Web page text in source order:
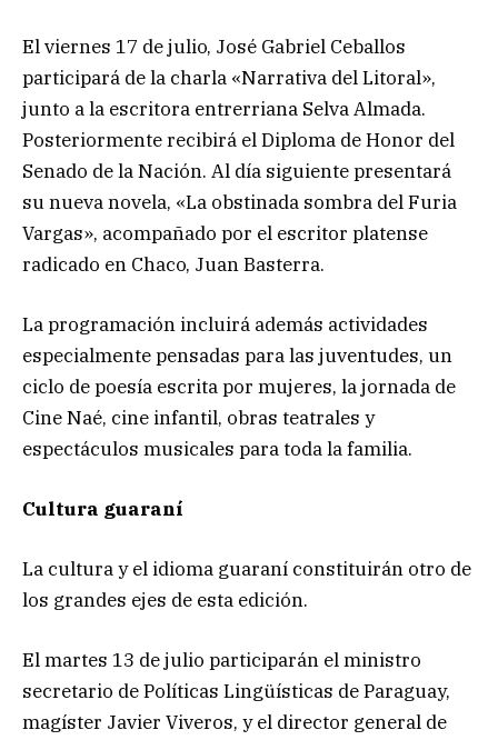
El viernes 17 de julio, José Gabriel Ceballos
participará de la charla «Narrativa del Litoral»,
junto a la escritora entrerriana Selva Almada.
Posteriormente recibirá el Diploma de Honor del
Senado de la Nación. Al día siguiente presentará
su nueva novela, «La obstinada sombra del Furia
Vargas», acompañado por el escritor platense
radicado en Chaco, Juan Basterra.
La programación incluirá además actividades
especialmente pensadas para las juventudes, un
ciclo de poesía escrita por mujeres, la jornada de
Cine Naé, cine infantil, obras teatrales y
espectáculos musicales para toda la familia.
Cultura guaraní
La cultura y el idioma guaraní constituirán otro de
los grandes ejes de esta edición.
El martes 13 de julio participarán el ministro
secretario de Políticas Lingüísticas de Paraguay,
magíster Javier Viveros, y el director general de